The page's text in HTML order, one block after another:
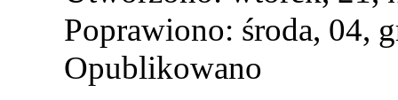
Poprawiono: środa, 04,
Opublikowano